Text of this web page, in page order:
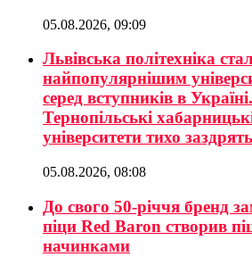
05.08.2026, 09:09
Львівська політехніка
найпопулярнішим
серед вступників в Україні.
Тернопільські
університети тихо заздрять
05.08.2026, 08:08
До свого 50-річчя бренд
піци Red Baron створив
начинками